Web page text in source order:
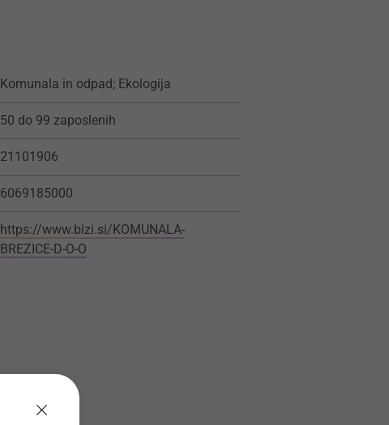
Komunala in odpad; Ekologija
50 do 99 zaposlenih
21101906
6069185000
https://www.bizi.si/KOMUNALA-
BREZICE-D-O-O